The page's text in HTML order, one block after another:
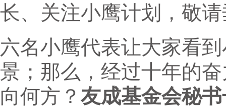
长、关注小鹰计划，敬
六名小鹰代表让大家看
景；那么，经过十年的
向何方？ 友成基金会秘